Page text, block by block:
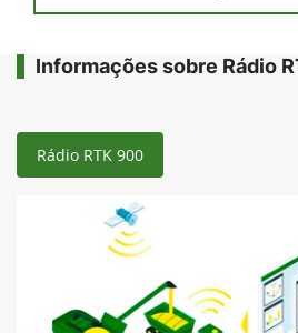
Informações sobre Rádio
Rádio RTK 900